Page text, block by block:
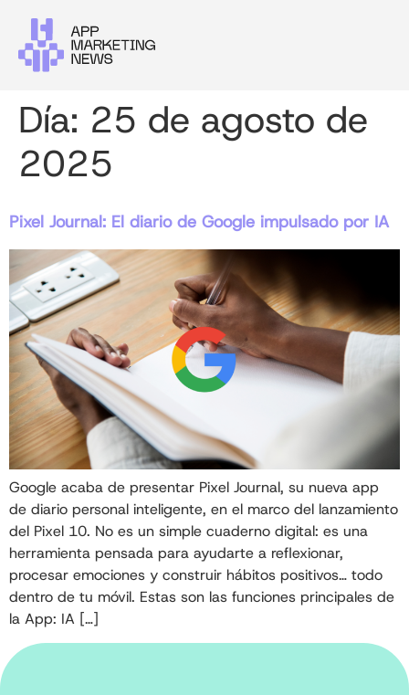
Día: 25 de agosto de
2025
Pixel Journal: El diario de Google impulsado por IA
Google acaba de presentar Pixel Journal, su nueva app
de diario personal inteligente, en el marco del lanzamiento
del Pixel 10. No es un simple cuaderno digital: es una
herramienta pensada para ayudarte a reflexionar,
procesar emociones y construir hábitos positivos… todo
dentro de tu móvil. Estas son las funciones principales de
la App: IA […]